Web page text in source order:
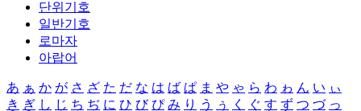
단위기호
일반기호
로마자
아랍어
あ ぁ か が さ ざ た だ な は ば ぱ ま や ゃ ら わ ゎ ん い ぃ
き ぎ し じ ち ぢ に ひ び ぴ み り う ぅ く ぐ す ず つ づ っ